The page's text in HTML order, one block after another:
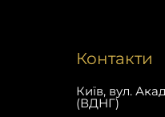
Контакти
Київ, вул.
(ВДНГ)